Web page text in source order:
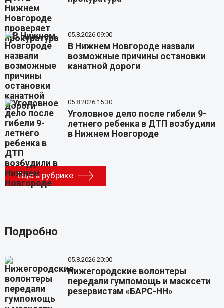
05.8.2026 09:00
В Нижнем Новгороде назвали
возможные причины остановки
канатной дороги
05.8.2026 15:30
Уголовное дело после гибели 9-
летнего ребенка в ДТП возбудили
в Нижнем Новгороде
Еще в рубрике
Подробно
05.8.2026 20:00
Нижегородские волонтеры
передали гумпомощь и масксети
резервистам «БАРС-НН»